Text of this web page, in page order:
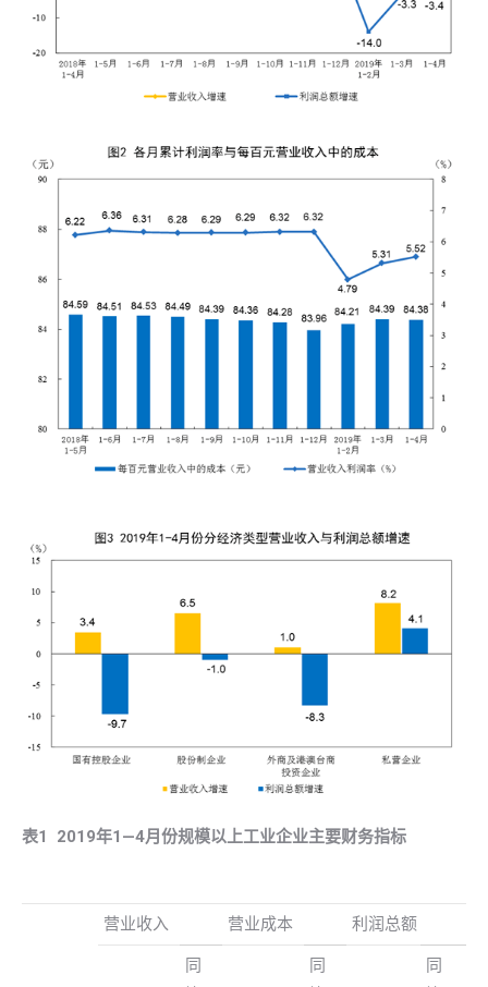
表1 2019年1 —4月份规模以上工业企业主要财务指标
营业收入 营业成本 利润总额
同
同
同